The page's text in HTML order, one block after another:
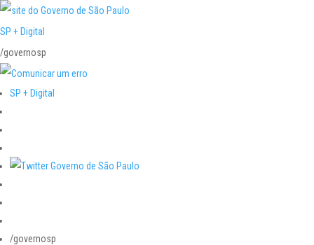
SP + Digital
/governosp
SP + Digital
/governosp